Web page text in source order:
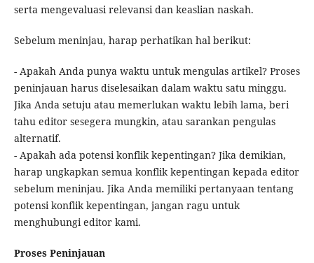
serta mengevaluasi relevansi dan keaslian naskah.
Sebelum meninjau, harap perhatikan hal berikut:
- Apakah Anda punya waktu untuk mengulas artikel? Proses
peninjauan harus diselesaikan dalam waktu satu minggu.
Jika Anda setuju atau memerlukan waktu lebih lama, beri
tahu editor sesegera mungkin, atau sarankan pengulas
alternatif.
- Apakah ada potensi konflik kepentingan? Jika demikian,
harap ungkapkan semua konflik kepentingan kepada editor
sebelum meninjau. Jika Anda memiliki pertanyaan tentang
potensi konflik kepentingan, jangan ragu untuk
menghubungi editor kami.
Proses Peninjauan